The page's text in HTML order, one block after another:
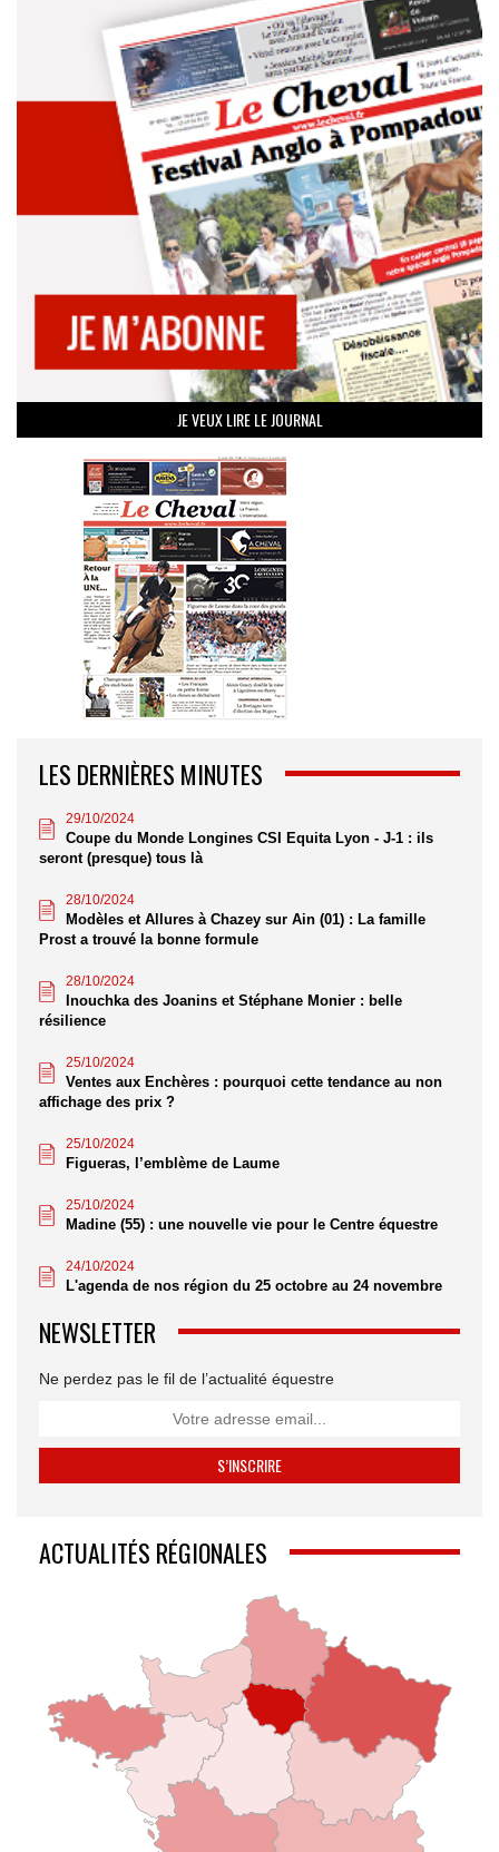
JE VEUX LIRE LE JOURNAL
LES DERNIÈRES MINUTES
29/10/2024
Coupe du Monde Longines CSI Equita Lyon - J-1 : ils
seront (presque) tous là
28/10/2024
Modèles et Allures à Chazey sur Ain (01) : La famille
Prost a trouvé la bonne formule
28/10/2024
Inouchka des Joanins et Stéphane Monier : belle
résilience
25/10/2024
Ventes aux Enchères : pourquoi cette tendance au non
affichage des prix ?
25/10/2024
Figueras, l’emblème de Laume
25/10/2024
Madine (55) : une nouvelle vie pour le Centre équestre
24/10/2024
L'agenda de nos région du 25 octobre au 24 novembre
NEWSLETTER
Ne perdez pas le fil de l’actualité équestre
ACTUALITÉS RÉGIONALES